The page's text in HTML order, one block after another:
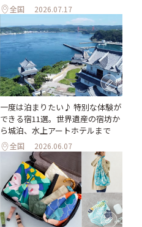
全国 2026.07.17
一度は泊まりたい♪ 特別な体験が
できる宿11選。世界遺産の宿坊か
ら城泊、水上アートホテルまで
全国 2026.06.07